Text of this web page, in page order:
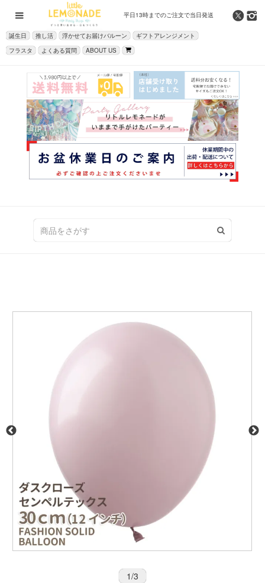
平日13時までのご注文で当日発送
誕生日 推し活 浮かせてお届けバルーン
ギフトアレンジメント
フラスタ
よくある質問 ABOUT US
1/3